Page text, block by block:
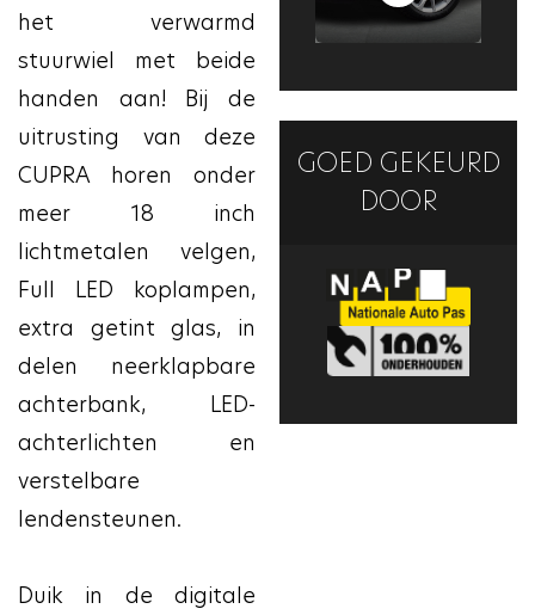
het verwarmd
stuurwiel met beide
handen aan! Bij de
uitrusting van deze
CUPRA horen onder
meer 18 inch
lichtmetalen velgen,
Full LED koplampen,
extra getint glas, in
delen neerklapbare
achterbank, LED-
achterlichten en
verstelbare
lendensteunen.
Duik in de digitale
GOED GEKEURD
DOOR